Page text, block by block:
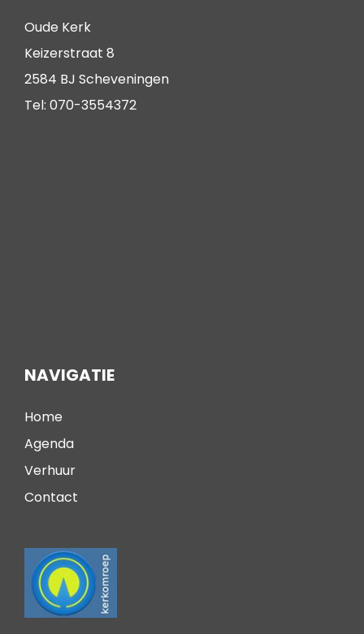
Oude Kerk
Keizerstraat 8
2584 BJ Scheveningen
Tel: 070-3554372
NAVIGATIE
Home
Agenda
Verhuur
Contact